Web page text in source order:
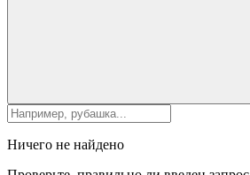
Ничего не найдено